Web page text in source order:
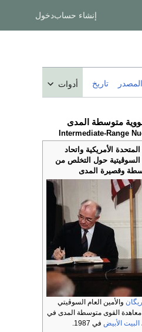
إنشاء حسابدخول
تاريخ أدوات
متوسطة المدى
Intermediate-Range
الأمريكية واتحاد
السوڤيتية حول التخلص من
وقصيرة المدى
والأمين العام السوڤيتي
معاهدة القوى متوسطة المدى في
البيت الأبيض في 1987.